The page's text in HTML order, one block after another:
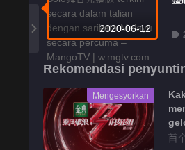
2020-06-12
Rekomendasi
Mengesyorkan
首